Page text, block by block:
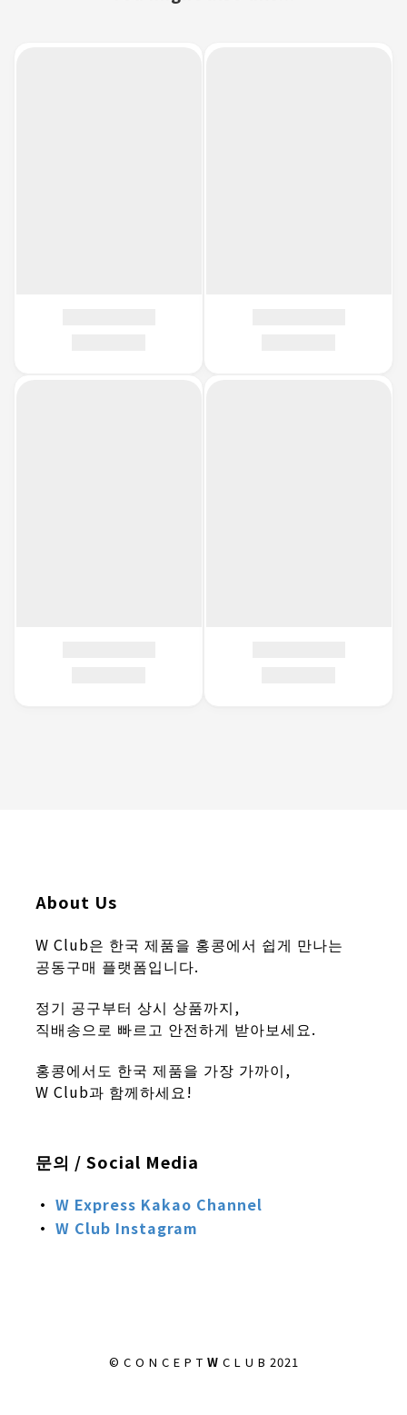
About Us
W Club은 한국 제품을 홍콩에서 쉽게 만나는
공동구매 플랫폼입니다.
정기 공구부터 상시 상품까지,
직배송으로 빠르고 안전하게 받아보세요.
홍콩에서도 한국 제품을 가장 가까이,
W Club과 함께하세요!
문의 / Social Media
· W Express Kakao Channel
· W Club Instagram
© C O N C E P T W C L U B 2021